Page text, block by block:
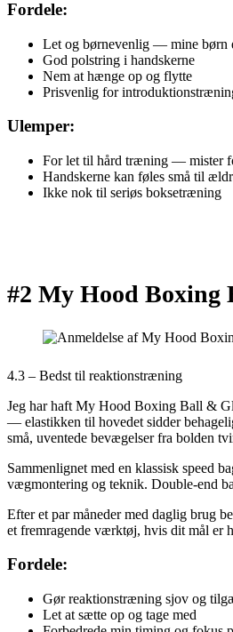
Fordele:
Let og børnevenlig — mine børn
God polstring i handskerne
Nem at hænge op og flytte
Prisvenlig for
Ulemper:
For let til hård træning — mister
Handskerne kan føles små til
Ikke nok til seriøs boksetræning
#2 My Hood Boxing
4.3 – Bedst til reaktionstræning
Jeg har haft My Hood Boxing Ball &
— elastikken til hovedet sidder
små, uventede bevægelser fra bolden
Sammenlignet med en klassisk speed
vægmontering og teknik. Double-end
Efter et par måneder med daglig brug
et fremragende værktøj, hvis dit mål er
Fordele:
Gør reaktionstræning sjov og
Let at sætte op og tage med